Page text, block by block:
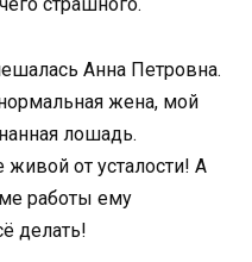
страшного.
Анна Петровна.
жена, мой
лошадь.
от усталости! А
работы ему
делать!